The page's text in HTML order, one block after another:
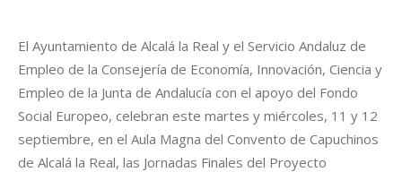
El Ayuntamiento de Alcalá la Real y el Servicio Andaluz de
Empleo de la Consejería de Economía, Innovación, Ciencia y
Empleo de la Junta de Andalucía con el apoyo del Fondo
Social Europeo, celebran este martes y miércoles, 11 y 12
septiembre, en el Aula Magna del Convento de Capuchinos
de Alcalá la Real, las Jornadas Finales del Proyecto